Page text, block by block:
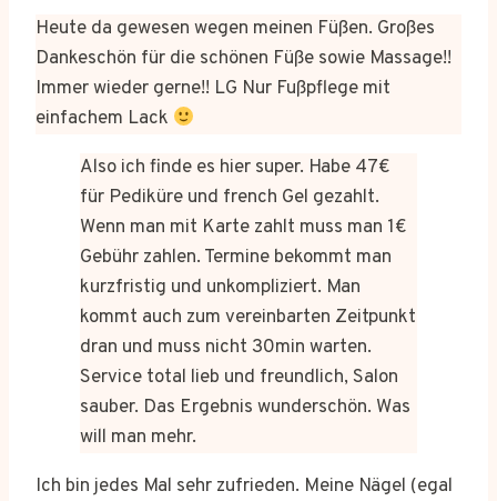
Heute da gewesen wegen meinen Füßen. Großes
Dankeschön für die schönen Füße sowie Massage!!
Immer wieder gerne!! LG Nur Fußpflege mit
einfachem Lack
Also ich finde es hier super. Habe 47€
für Pediküre und french Gel gezahlt.
Wenn man mit Karte zahlt muss man 1€
Gebühr zahlen. Termine bekommt man
kurzfristig und unkompliziert. Man
kommt auch zum vereinbarten Zeitpunkt
dran und muss nicht 30min warten.
Service total lieb und freundlich, Salon
sauber. Das Ergebnis wunderschön. Was
will man mehr.
Ich bin jedes Mal sehr zufrieden. Meine Nägel (egal